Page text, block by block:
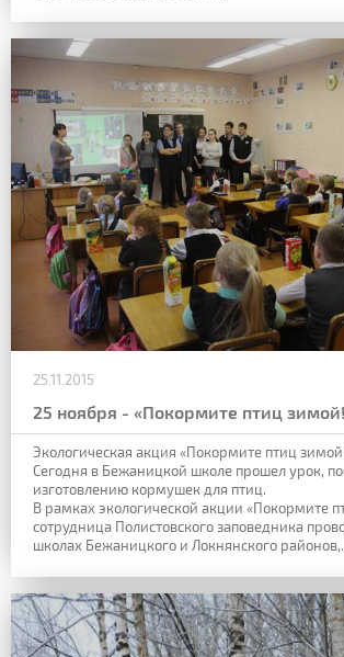
25.11.2015
25 ноября - «Покормите птиц
Экологическая акция «Покормите птиц
Сегодня в Бежаницкой школе прошел урок,
изготовлению кормушек для птиц.
В рамках экологической акции «Покормите
сотрудница Полистовского заповедника
школах Бежаницкого и Локнянского